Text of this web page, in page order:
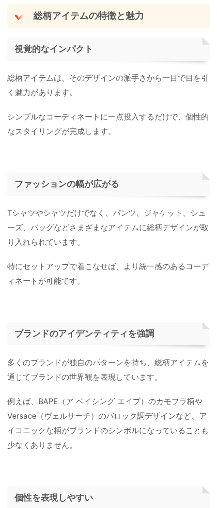
総柄アイテムの特徴と魅力
視覚的なインパクト
総柄アイテムは、そのデザインの派手さから一目で目を引
く魅力があります。
シンプルなコーディネートに一点投入するだけで、個性的
なスタイリングが完成します。
ファッションの幅が広がる
Tシャツやシャツだけでなく、パンツ、ジャケット、シュ
ーズ、バッグなどさまざまなアイテムに総柄デザインが取
り入れられています。
特にセットアップで着こなせば、より統一感のあるコーデ
ィネートが可能です。
ブランドのアイデンティティを強調
多くのブランドが独自のパターンを持ち、総柄アイテムを
通じてブランドの世界観を表現しています。
例えば、BAPE（ア ベイシング エイプ）のカモフラ柄や
Versace（ヴェルサーチ）のバロック調デザインなど、ア
イコニックな柄がブランドのシンボルになっていることも
少なくありません。
個性を表現しやすい